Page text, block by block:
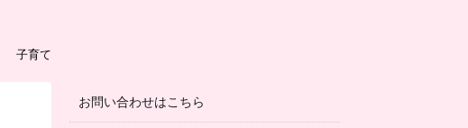
子育て
お問い合わせはこちら